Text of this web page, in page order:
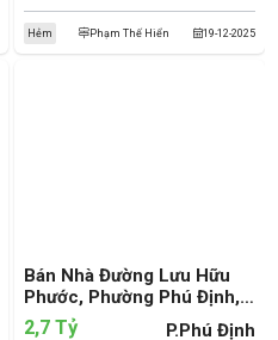
19-12-2025
Hẻm Phạm Thế Hiển
Bán Nhà Đường Lưu Hữu
Phước, Phường Phú Định,
Quận 8 (cũ)
2,7 Tỷ P.Phú Định